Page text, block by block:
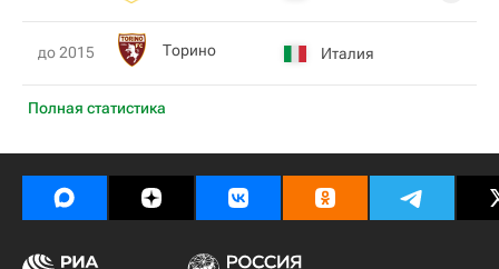
Полная статистика
до 2015 Торино Италия